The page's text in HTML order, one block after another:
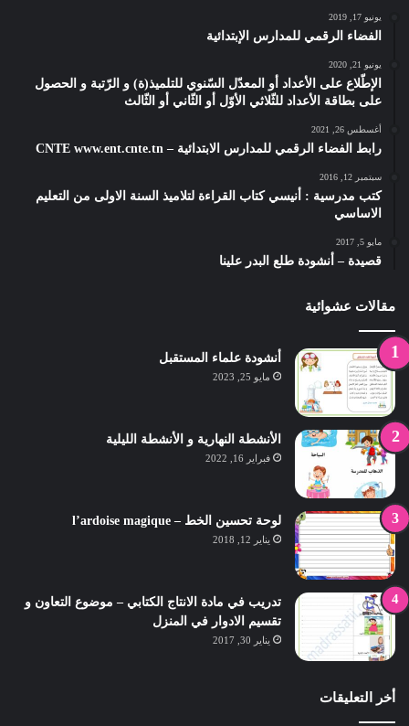
يونيو 17, 2019
الفضاء الرقمي للمدارس الإبتدائية
يونيو 21, 2020
الإطّلاع على الأعداد أو المعدّل السّنوي للتلميذ(ة) و الرّتبة و الحصول
على بطاقة الأعداد للثّلاثي الأوّل أو الثّاني أو الثّالث
أغسطس 26, 2021
رابط الفضاء الرقمي للمدارس الابتدائية – CNTE www.ent.cnte.tn
سبتمبر 12, 2016
كتب مدرسية : أنيسي كتاب القراءة لتلاميذ السنة الاولى من التعليم
الاساسي
مايو 5, 2017
قصيدة – أنشودة طلع البدر علينا
مقالات عشوائية
أنشودة علماء المستقبل
مايو 25, 2023
الأنشطة النهارية و الأنشطة الليلية
فبراير 16, 2022
لوحة تحسين الخط – l’ardoise magique
يناير 12, 2018
تدريب في مادة الانتاج الكتابي – موضوع التعاون و
تقسيم الادوار في المنزل
يناير 30, 2017
أخر التعليقات